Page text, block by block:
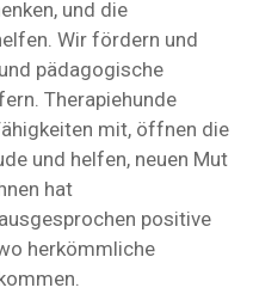
und die
Wir fördern und
pädagogische
Therapiehunde
mit, öffnen die
und helfen, neuen Mut
hat
positive
herkömmliche